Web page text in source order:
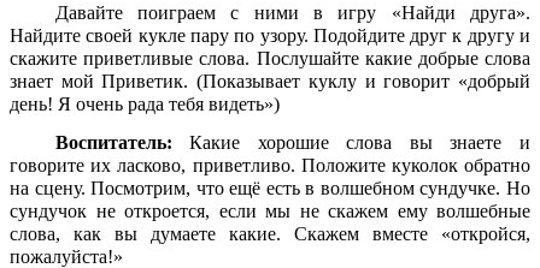
Давайте поиграем с ними в игру «Найди друга».
Найдите своей кукле пару по узору. Подойдите друг к другу и
скажите приветливые слова. Послушайте какие добрые слова
знает мой Приветик. (Показывает куклу и говорит «добрый
день! Я очень рада тебя видеть»)
Воспитатель: Какие хорошие слова вы знаете и
говорите их ласково, приветливо. Положите куколок обратно
на сцену. Посмотрим, что ещё есть в волшебном сундучке. Но
сундучок не откроется, если мы не скажем ему волшебные
слова, как вы думаете какие. Скажем вместе «откройся,
пожалуйста!»